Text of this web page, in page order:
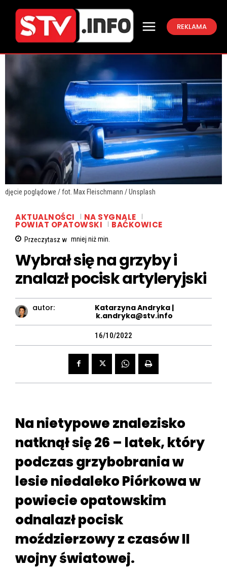
REKLAMA
djęcie poglądowe / fot. Max Fleischmann / Unsplash
AKTUALNOŚCI NA SYGNALE
POWIAT OPATOWSKI BAĆKOWICE
Przeczytasz w mniej niżmin.
Wybrał się na grzyby i
znalazł pocisk artyleryjski
autor:
Katarzyna Andryka |
k.andryka@stv.info
16/10/2022
Na nietypowe znalezisko
natknął się 26 – latek, który
podczas grzybobrania w
lesie niedaleko Piórkowa w
powiecie opatowskim
odnalazł pocisk
moździerzowy z czasów II
wojny światowej.